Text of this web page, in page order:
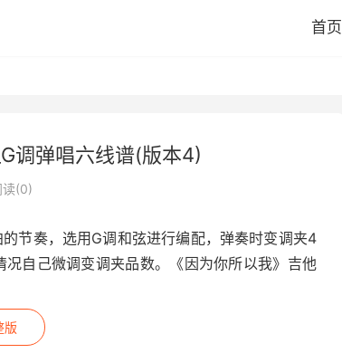
首页
调弹唱六线谱(版本4)
读(0)
节奏，选用G调和弦进行编配，弹奏时变调夹4
自己微调变调夹品数。《因为你所以我》吉他
版